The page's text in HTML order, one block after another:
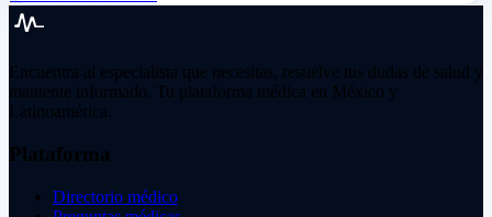
Encuentra al especialista que necesitas, resuelve tus dudas de salud y
mantente informado. Tu plataforma médica en México y
Latinoamérica.
Plataforma
Directorio médico